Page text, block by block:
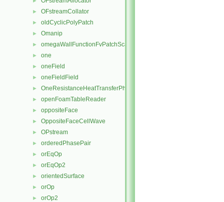
► OFstreamCollator
► oldCyclicPolyPatch
► Omanip
► omegaWallFunctionFvPatchScalarField
► one
► oneField
► oneFieldField
► OneResistanceHeatTransferPhaseSystem
► openFoamTableReader
► oppositeFace
► OppositeFaceCellWave
► OPstream
► orderedPhasePair
► orEqOp
► orEqOp2
► orientedSurface
► orOp
► orOp2